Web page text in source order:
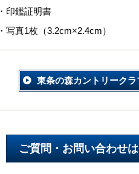
・印鑑証明書
・写真1枚（3.2cm×2.4cm）
東条の森カントリーク